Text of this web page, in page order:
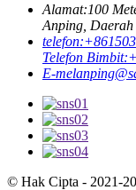
Alamat:100
Anping,
telefon:
Telefon Bimbit:
E-mel
© Hak Cipta - 2021-